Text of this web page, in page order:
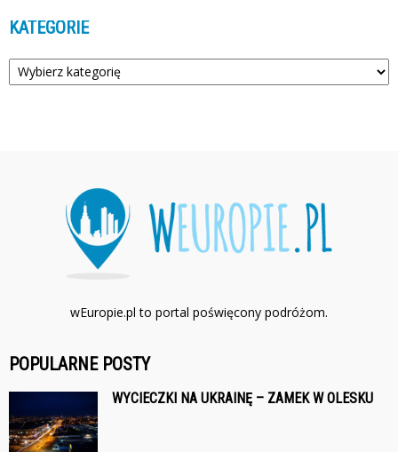
KATEGORIE
Kategorie
wEuropie.pl to portal poświęcony podróżom.
POPULARNE POSTY
WYCIECZKI NA UKRAINĘ – ZAMEK W OLESKU